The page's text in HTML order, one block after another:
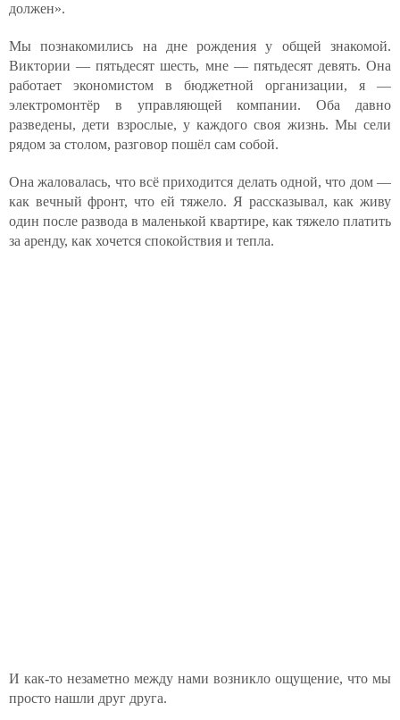
должен».
Мы познакомились на дне рождения у общей знакомой.
Виктории — пятьдесят шесть, мне — пятьдесят девять. Она
работает экономистом в бюджетной организации, я —
электромонтёр в управляющей компании. Оба давно
разведены, дети взрослые, у каждого своя жизнь. Мы сели
рядом за столом, разговор пошёл сам собой.
Она жаловалась, что всё приходится делать одной, что дом —
как вечный фронт, что ей тяжело. Я рассказывал, как живу
один после развода в маленькой квартире, как тяжело платить
за аренду, как хочется спокойствия и тепла.
И как-то незаметно между нами возникло ощущение, что мы
просто нашли друг друга.